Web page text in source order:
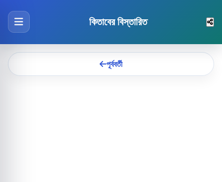
কিতাবের বিস্তারিত
পূর্ববর্তী